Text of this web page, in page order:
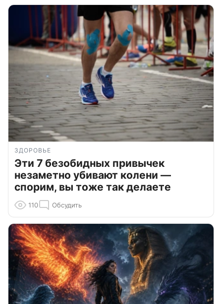
ЗДОРОВЬЕ
Эти 7 безобидных привычек
незаметно убивают колени —
спорим, вы тоже так делаете
110 Обсудить